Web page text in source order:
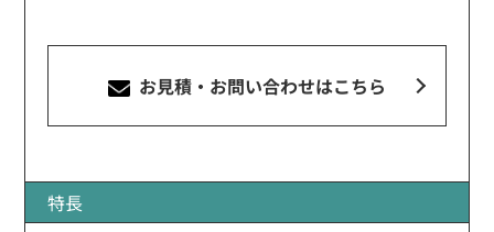
お見積・お問い合わせはこちら
特長